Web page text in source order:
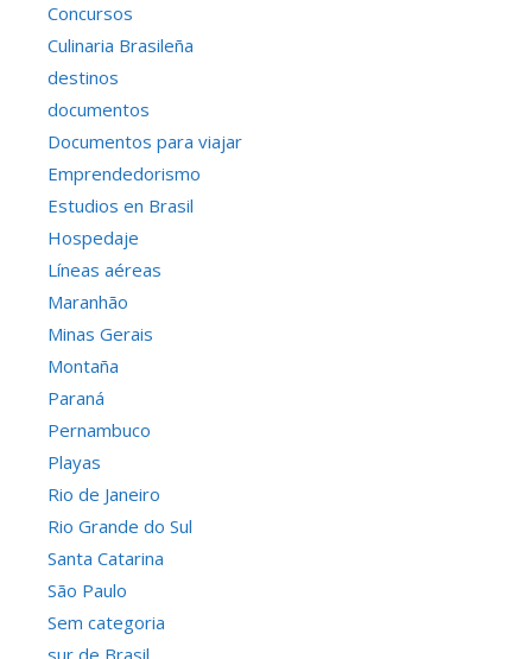
Concursos
Culinaria Brasileña
destinos
documentos
Documentos para viajar
Emprendedorismo
Estudios en Brasil
Hospedaje
Líneas aéreas
Maranhão
Minas Gerais
Montaña
Paraná
Pernambuco
Playas
Rio de Janeiro
Rio Grande do Sul
Santa Catarina
São Paulo
Sem categoria
sur de Brasil